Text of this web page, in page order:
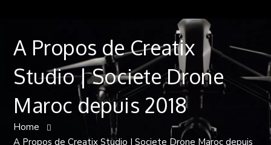
A Propos de Creatix
Studio | Societe Drone
Maroc depuis 2018
Home
A Propos de Creatix Studio | Societe Drone Maroc depuis